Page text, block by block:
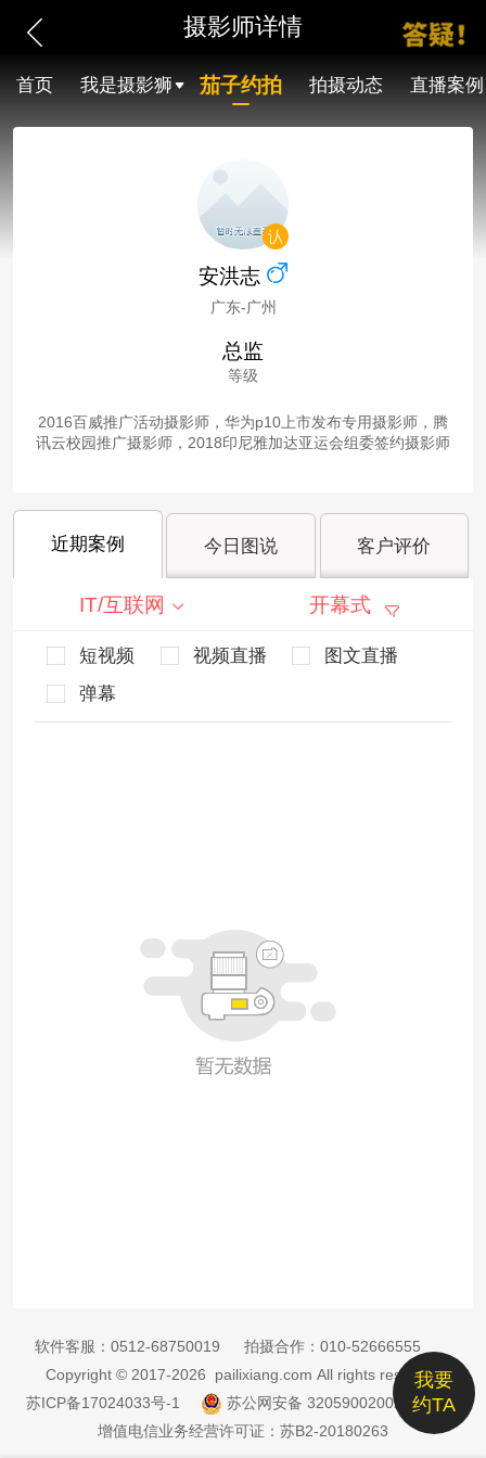
摄影师详情
首页 我是摄影狮 茄子约拍 拍摄动态 直播案例
安洪志
广东-广州
总监
等级
2016百威推广活动摄影师，华为p10上市发布专用摄影师，腾
讯云校园推广摄影师，2018印尼雅加达亚运会组委签约摄影师
近期案例 今日图说 客户评价
IT/互联网 开幕式
短视频 视频直播
图文直播
弹幕
我要
约TA
软件客服： 0512-68750019 拍摄合作： 010-52666555
Copyright © 2017-2026 pailixiang.com All rights reserved
苏ICP备17024033号-1
苏公网安备 32059002002885号
增值电信业务经营许可证：苏B2-20180263